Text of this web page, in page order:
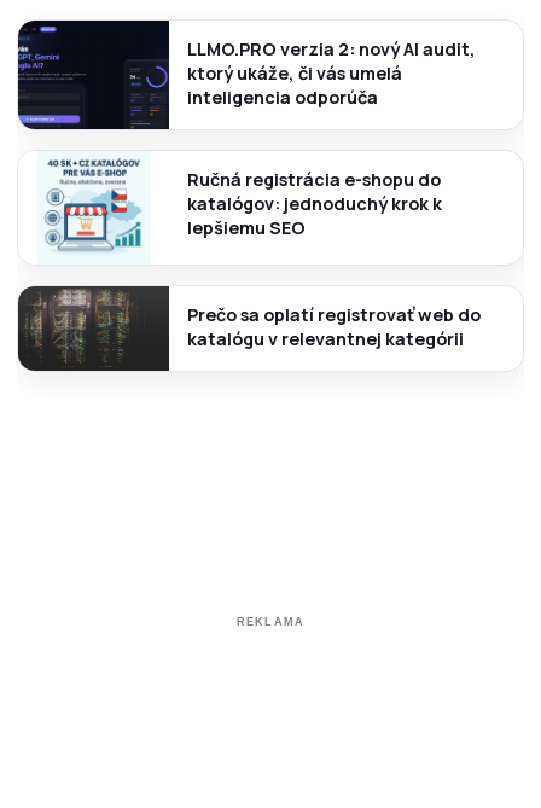
LLMO.PRO verzia 2: nový AI audit,
ktorý ukáže, či vás umelá
inteligencia odporúča
Ručná registrácia e-shopu do
katalógov: jednoduchý krok k
lepšiemu SEO
Prečo sa oplatí registrovať web do
katalógu v relevantnej kategórii
REKLAMA